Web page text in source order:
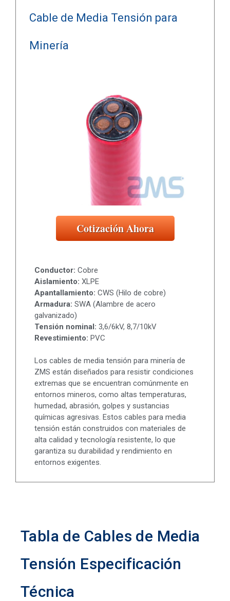
Cable de Media Tensión para
Minería
Cotización Ahora
Conductor: Cobre
Aislamiento: XLPE
Apantallamiento: CWS (Hilo de cobre)
Armadura: SWA (Alambre de acero
galvanizado)
Tensión nominal: 3,6/6kV, 8,7/10kV
Revestimiento: PVC
Los cables de media tensión para minería de
ZMS están diseñados para resistir condiciones
extremas que se encuentran comúnmente en
entornos mineros, como altas temperaturas,
humedad, abrasión, golpes y sustancias
químicas agresivas. Estos cables para media
tensión están construidos con materiales de
alta calidad y tecnología resistente, lo que
garantiza su durabilidad y rendimiento en
entornos exigentes.
Tabla de Cables de Media
Tensión Especificación
Técnica